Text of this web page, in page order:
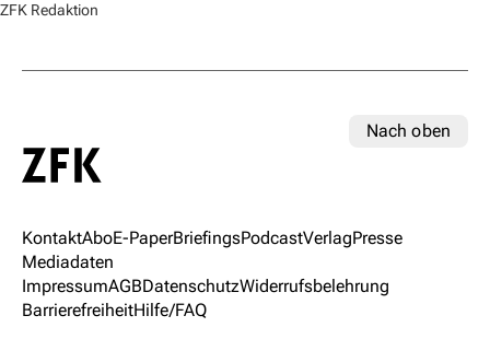
ZFK Redaktion
Nach oben
KontaktAboE-PaperBriefingsPodcastVerlagPresse
Mediadaten
ImpressumAGBDatenschutzWiderrufsbelehrung
BarrierefreiheitHilfe/FAQ